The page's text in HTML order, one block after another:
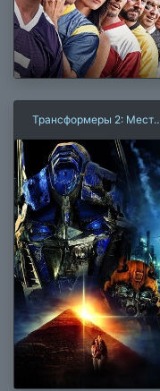
Трансформеры 2: Месть